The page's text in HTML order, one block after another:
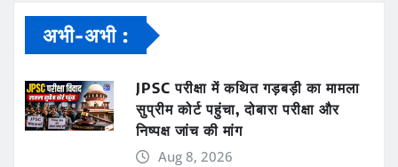
अभी-अभी :
JPSC परीक्षा में कथित गड़बड़ी का मामला
सुप्रीम कोर्ट पहुंचा, दोबारा परीक्षा और
निष्पक्ष जांच की मांग
Aug 8, 2026